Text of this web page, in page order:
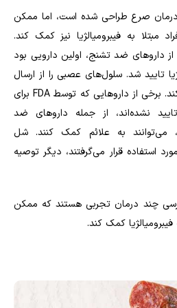
صرع طراحی شده است، اما ممکن
مبتلا به فیبرومیالژیا نیز کمک کند.
داروهای ضد تشنج، اولین دارویی بود
تایید شد. سلول‌های عصبی را از ارسال
برخی از داروهایی که توسط FDAبرای
تایید نشده‌اند، از جمله داروهای ضد
می‌توانند به علائم کمک کنند. شل
استفاده قرار می‌گرفتند، دیگر توصیه
چند درمان تجربی هستند که ممکن
فیبرومیالژیا کمک کند.